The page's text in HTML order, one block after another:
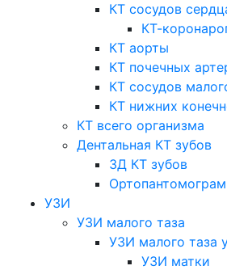
КТ сосудов
КТ-
КТ аорты
КТ почечных
КТ сосудов
КТ нижних
КТ всего организма
Дентальная КТ зубов
3Д КТ зубов
УЗИ
УЗИ малого таза
УЗИ малого таза
УЗИ матки